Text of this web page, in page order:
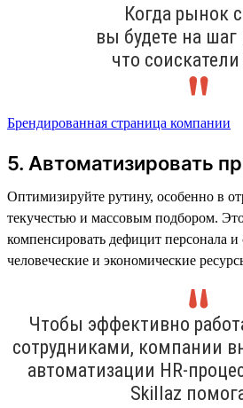
Когда рынок
вы будете на
что
Брендированная страница компании
5. Автоматизировать
Оптимизируйте рутину, особенно в
текучестью и массовым подбором.
компенсировать дефицит персонала и
человеческие и экономические
Чтобы эффективно
сотрудниками, компании
автоматизации HR-
Skillaz